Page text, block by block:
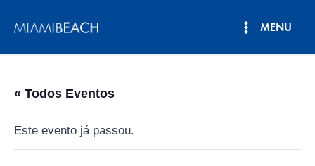
para
MENU
« Todos Eventos
Este evento já passou.